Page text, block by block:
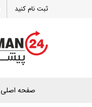
ثبت نام کنید
صفحه اصلی